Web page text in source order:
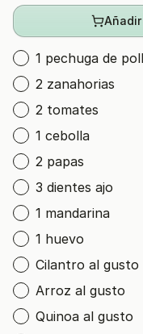
1 pechuga de
2 zanahorias
2 tomates
1 cebolla
2 papas
3 dientes ajo
1 mandarina
1 huevo
Cilantro al gusto
Arroz al gusto
Quinoa al gusto